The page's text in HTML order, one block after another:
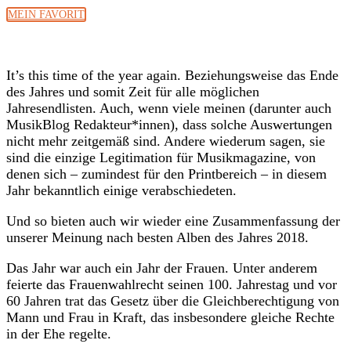
MEIN FAVORIT
It’s this time of the year again. Beziehungsweise das Ende
des Jahres und somit Zeit für alle möglichen
Jahresendlisten. Auch, wenn viele meinen (darunter auch
MusikBlog Redakteur*innen), dass solche Auswertungen
nicht mehr zeitgemäß sind. Andere wiederum sagen, sie
sind die einzige Legitimation für Musikmagazine, von
denen sich – zumindest für den Printbereich – in diesem
Jahr bekanntlich einige verabschiedeten.
Und so bieten auch wir wieder eine Zusammenfassung der
unserer Meinung nach besten Alben des Jahres 2018.
Das Jahr war auch ein Jahr der Frauen. Unter anderem
feierte das Frauenwahlrecht seinen 100. Jahrestag und vor
60 Jahren trat das Gesetz über die Gleichberechtigung von
Mann und Frau in Kraft, das insbesondere gleiche Rechte
in der Ehe regelte.